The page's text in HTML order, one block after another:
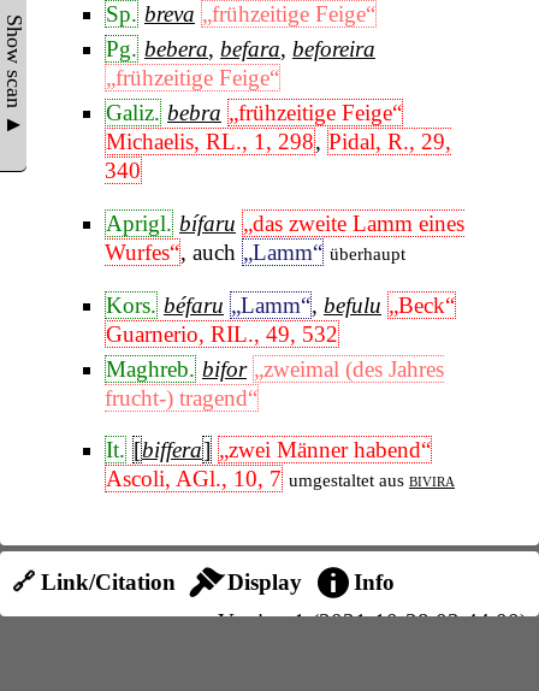
Show scan ▲
Sp. breva „frühzeitige Feige“
Pg. bebera, befara, beforeira
„frühzeitige Feige“
Galiz. bebra „frühzeitige Feige“
Michaelis, RL., 1, 298, Pidal, R., 29,
340
Aprigl. bífaru „das zweite Lamm eines
Wurfes“, auch „Lamm“ überhaupt
Kors. béfaru „Lamm“, befulu „Beck“
Guarnerio, RIL., 49, 532
Maghreb. bifor „zweimal (des Jahres
frucht-) tragend“
It. [biffera] „zwei Männer habend“
Ascoli, AGl., 10, 7 umgestaltet aus bivira
🔗 Link/Citation Display
Info
Version 1 (2021-10-28 03:44:00)